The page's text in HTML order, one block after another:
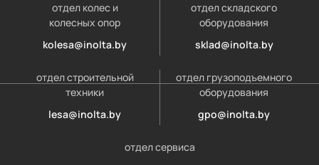
отдел колес и
колесных опор
kolesa@inolta.by
отдел складского
оборудования
sklad@inolta.by
отдел строительной
техники
lesa@inolta.by
отдел грузоподъемного
оборудования
gpo@inolta.by
отдел сервиса